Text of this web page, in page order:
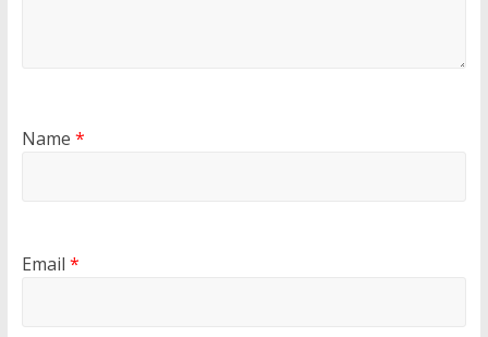
Name *
Email *